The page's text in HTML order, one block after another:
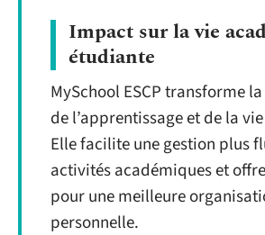
Impact sur la vie
étudiante
MySchool ESCP transforme
de l’apprentissage et de la
Elle facilite une gestion plus
activités académiques et
pour une meilleure
personnelle.